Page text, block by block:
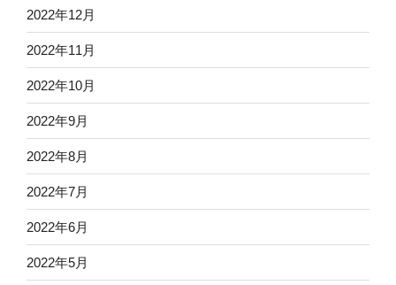
2022年12月
2022年11月
2022年10月
2022年9月
2022年8月
2022年7月
2022年6月
2022年5月